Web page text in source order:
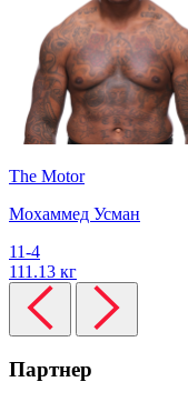
The Motor
Мохаммед Усман
11-4
111.13 кг
Партнер